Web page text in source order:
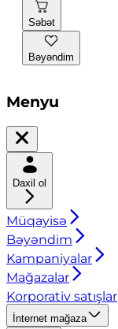
Səbət
Bəyəndim
Menyu
Daxil ol
Müqayisə
Bəyəndim
Kampaniyalar
Mağazalar
Korporativ satışlar
İnternet mağaza